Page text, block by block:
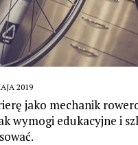
2019
jako mechanik
wymogi edukacyjne i